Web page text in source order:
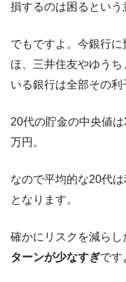
損するのは困るという
でもですよ。今銀行
ほ、三井住友やゆう
いる銀行は全部その利
20代の貯金の中央値
万円。
なので平均的な20代
となります。
確かにリスクを減らし
ターンが少なすぎです